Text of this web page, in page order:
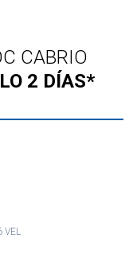
CABRIO
2 DÍAS*
VEL